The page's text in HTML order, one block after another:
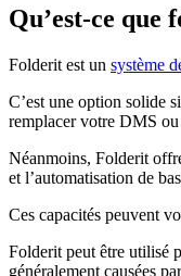
Qu’est-ce que
Folderit est un système
C’est une option solide
remplacer votre DMS
Néanmoins, Folderit
et l’automatisation de
Ces capacités peuvent
Folderit peut être utilisé
généralement causées